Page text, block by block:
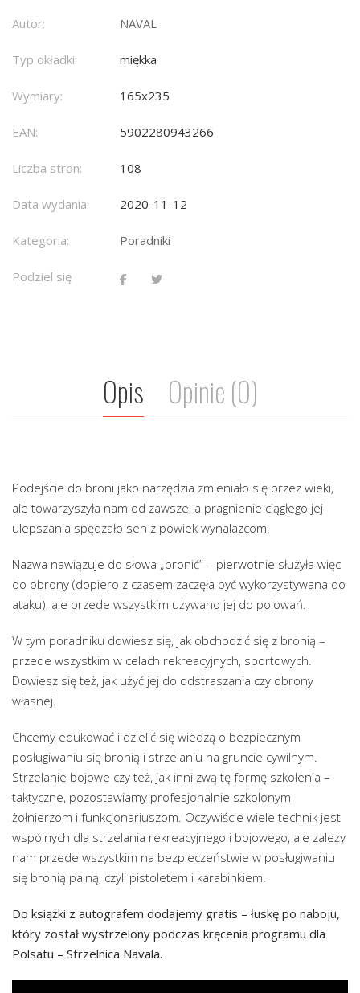
Autor: NAVAL
Typ okładki: miękka
Wymiary: 165x235
EAN: 5902280943266
Liczba stron: 108
Data wydania: 2020-11-12
Kategoria: Poradniki
Podziel się
Opis Opinie (0)
Podejście do broni jako narzędzia zmieniało się przez wieki,
ale towarzyszyła nam od zawsze, a pragnienie ciągłego jej
ulepszania spędzało sen z powiek wynalazcom.
Nazwa nawiązuje do słowa „bronić” – pierwotnie służyła więc
do obrony (dopiero z czasem zaczęła być wykorzystywana do
ataku), ale przede wszystkim używano jej do polowań.
W tym poradniku dowiesz się, jak obchodzić się z bronią –
przede wszystkim w celach rekreacyjnych, sportowych.
Dowiesz się też, jak użyć jej do odstraszania czy obrony
własnej.
Chcemy edukować i dzielić się wiedzą o bezpiecznym
posługiwaniu się bronią i strzelaniu na gruncie cywilnym.
Strzelanie bojowe czy też, jak inni zwą tę formę szkolenia –
taktyczne, pozostawiamy profesjonalnie szkolonym
żołnierzom i funkcjonariuszom. Oczywiście wiele technik jest
wspólnych dla strzelania rekreacyjnego i bojowego, ale zależy
nam przede wszystkim na bezpieczeństwie w posługiwaniu
się bronią palną, czyli pistoletem i karabinkiem.
Do książki z autografem dodajemy gratis – łuskę po naboju,
który został wystrzelony podczas kręcenia programu dla
Polsatu – Strzelnica Navala.